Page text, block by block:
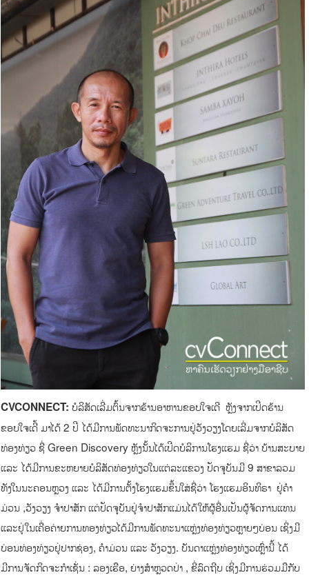
CVCONNECT: ບໍລິສັດເລີ່ມຕົ້ນຈາກຮ້ານອາຫານຂອບໃຈເດີ ຫຼັງຈາກເປີດຮ້ານ
ຂອບໃຈເດີ້ ມາໄດ້ 2 ປີ ໄດ້ມີການພັດທະນາກິດຈະການຢູ່ວັງວຽງໂດຍເລີ່ມຈາກບໍລິສັດ
ທ່ອງທ່ຽວ ຊື່ Green Discovery ຫຼັງນັ້ນໄດ້ເປີດບໍລິການໂຮງແຮມ ຊື່ວ່າ ບ້ານສະບາຍ
ແລະ ໄດ້ມີການຂະຫຍາຍບໍລິສັດທ່ອງທ່ຽວໃນແຕ່ລະແຂວງ ປັດຈຸບັນມີ 9 ສາຂາລວມ
ທັງໃນນະຄອນຫຼວງ ແລະ ໄດ້ມີການຕັ້ງໂຮງແຮມຂຶ້ນໃສ່ຊື່ວ່າ ໂຮງແຮມອິນທິຣາ ຢູ່ຄຳ
ມ່ວນ ,ວັງວຽງ ຈຳປາສັກ ແຕ່ປັດຈຸບັນຢູ່ຈຳປາສັກແມ່ນໄດ້ໃຫ້ຜູ້ອື່ນເປັນຜູ້ຈັດການແທນ
ແລະຢູ່ໃນເຄື່ອຄ່າຍການທອງທ່ຽວໄດ້ມີການພັດທະນາແຫຼ່ງທ່ອງທ່ຽວຫຼາຍໆບ່ອນ ເຊິ່ງມີ
ບ່ອນທ່ອງທ່ຽວຢູ່ປາກຊ່ອງ, ຄຳມ່ວນ ແລະ ວັງວຽງ. ບັນດາແຫຼ່ງທ່ອງທ່ຽວເຫຼົ່ານີ້ ໄດ້
ມີການຈັດກິດຈະກຳເຊັ່ນ : ລອງເຮືອ, ຍ່າງສຳຫຼວດປ່າ , ຂີ່ລົດຖີບ ເຊິ່ງມີການຮ່ວມມືກັບ